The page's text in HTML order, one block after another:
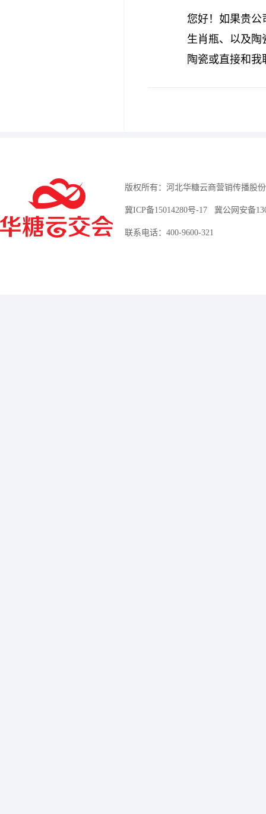
您好！如果贵公
生肖瓶、以及陶
陶瓷或直接和
版权所有：河北华糖云商营销传播股
冀ICP备15014280号-17 冀公网安备
联系电话：400-9600-321